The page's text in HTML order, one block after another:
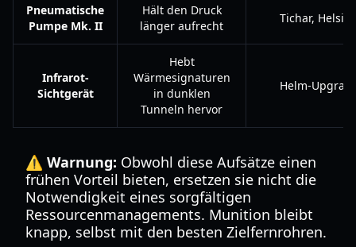
Pneumatische
Pumpe Mk. II
Hält den Druck
länger aufrecht
Tichar,
Infrarot-
Sichtgerät
Hebt
Wärmesignaturen
in dunklen
Tunneln hervor
Helm-
⚠️ Warnung: Obwohl diese Aufsätze einen
frühen Vorteil bieten, ersetzen sie nicht die
Notwendigkeit eines sorgfältigen
Ressourcenmanagements. Munition bleibt
knapp, selbst mit den besten Zielfernrohren.